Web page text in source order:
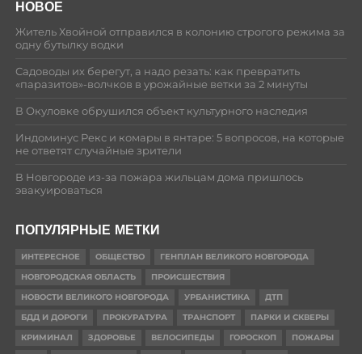
НОВОЕ
Житель Хвойной отправился в колонию строгого режима за
одну бутылку водки
Садоводы их берегут, а надо резать: как превратить
«паразитов»-волчков в урожайные ветки за 2 минуты
В Окуловке обрушился объект культурного наследия
Индоминус Рекс и комары в янтаре: 5 вопросов, на которые
не ответят случайные зрители
В Новгороде из-за пожара жильцам дома пришлось
эвакуироваться
ПОПУЛЯРНЫЕ МЕТКИ
ИНТЕРЕСНОЕ ОБЩЕСТВО
ГЕНПЛАН ВЕЛИКОГО НОВГОРОДА
НОВГОРОДСКАЯ ОБЛАСТЬ
ПРОИСШЕСТВИЯ
НОВОСТИ ВЕЛИКОГО НОВГОРОДА
УРБАНИСТИКА
ДТП
БДД И ДОРОГИ
ПРОКУРАТУРА ТРАНСПОРТ
ПАРКИ И СКВЕРЫ
КРИМИНАЛ
ЗДОРОВЬЕ ВЕЛОСИПЕДЫ ГОРОСКОП
ПОЖАРЫ